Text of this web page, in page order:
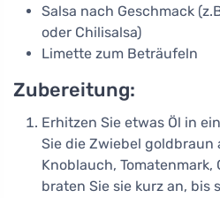
Salsa nach Geschmack
oder Chilisalsa)
Limette zum Beträufeln
Zubereitung:
Erhitzen Sie etwas Öl in
Sie die Zwiebel goldbraun
Knoblauch, Tomatenmark,
braten Sie sie kurz an, bis